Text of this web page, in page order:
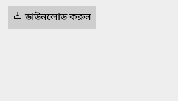
ডাউনলোড করুন